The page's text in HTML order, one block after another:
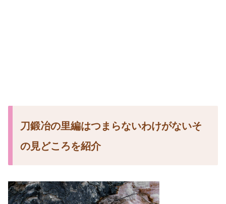
刀鍛冶の里編はつまらないわけがないそ
の見どころを紹介